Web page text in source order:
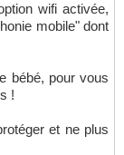
wifi activée,
mobile" dont
bébé, pour vous
!
et ne plus